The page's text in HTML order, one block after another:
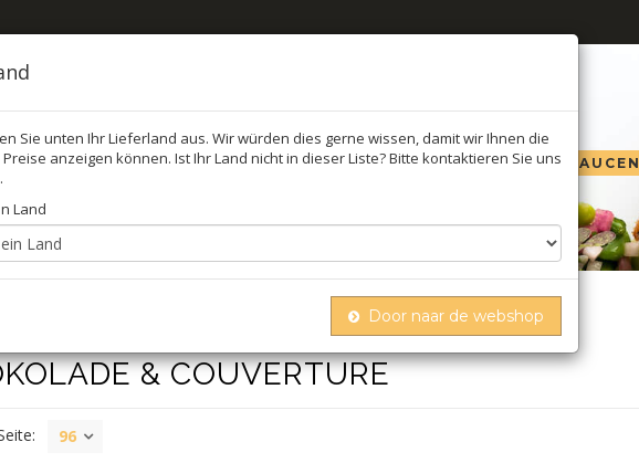
ÖL, ESSIG & SAUCEN
& COUVERTURE
96
Sie unten Ihr Lieferland aus. Wir würden dies gerne wissen, damit wir Ihnen die
anzeigen können. Ist Ihr Land nicht in dieser Liste? Bitte kontaktieren Sie uns
Land
Door naar de webshop